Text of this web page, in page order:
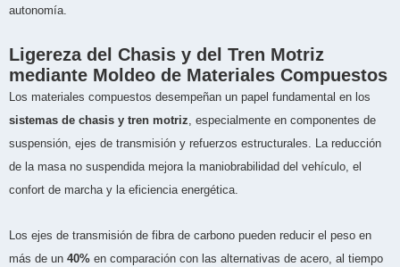
autonomía.
Ligereza del Chasis y del Tren Motriz
mediante Moldeo de Materiales Compuestos
Los materiales compuestos desempeñan un papel fundamental en los
sistemas de chasis y tren motriz, especialmente en componentes de
suspensión, ejes de transmisión y refuerzos estructurales. La reducción
de la masa no suspendida mejora la maniobrabilidad del vehículo, el
confort de marcha y la eficiencia energética.
Los ejes de transmisión de fibra de carbono pueden reducir el peso en
más de un 40% en comparación con las alternativas de acero, al tiempo